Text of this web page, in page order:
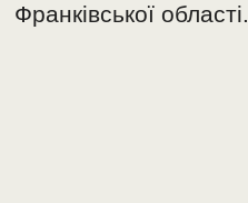
Франківської області.